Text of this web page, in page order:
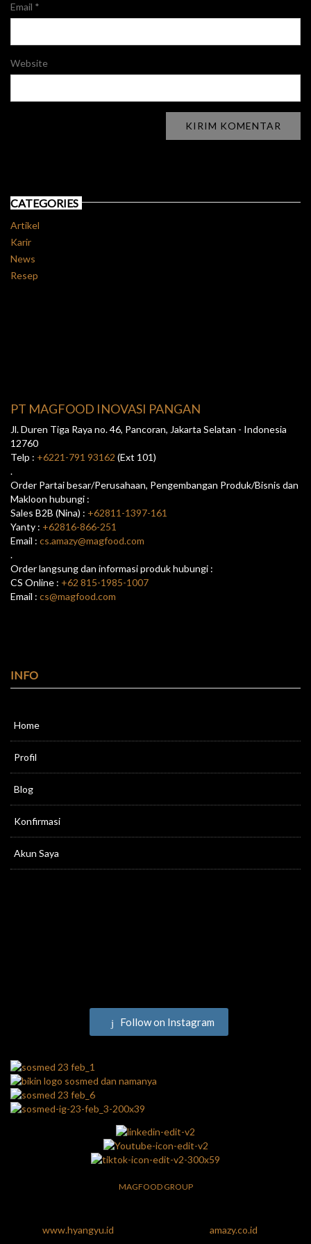
Email *
Website
CATEGORIES
Artikel
Karir
News
Resep
PT MAGFOOD INOVASI PANGAN
Jl. Duren Tiga Raya no. 46, Pancoran, Jakarta Selatan - Indonesia
12760
Telp : +6221-791 93162 (Ext 101)
.
Order Partai besar/Perusahaan, Pengembangan Produk/Bisnis dan
Makloon hubungi :
Sales B2B (Nina) : +62811-1397-161
Yanty : +62816-866-251
Email : cs.amazy@magfood.com
.
Order langsung dan informasi produk hubungi :
CS Online : +62 815-1985-1007
Email : cs@magfood.com
INFO
Home
Profil
Blog
Konfirmasi
Akun Saya
Follow on Instagram
MAGFOOD GROUP
www.hyangyu.id amazy.co.id